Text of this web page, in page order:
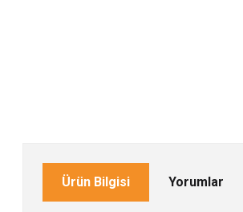
Ürün Bilgisi Yorumlar